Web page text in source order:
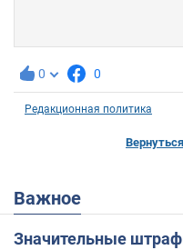
0 0
Редакционная политика
Важное
Значительные